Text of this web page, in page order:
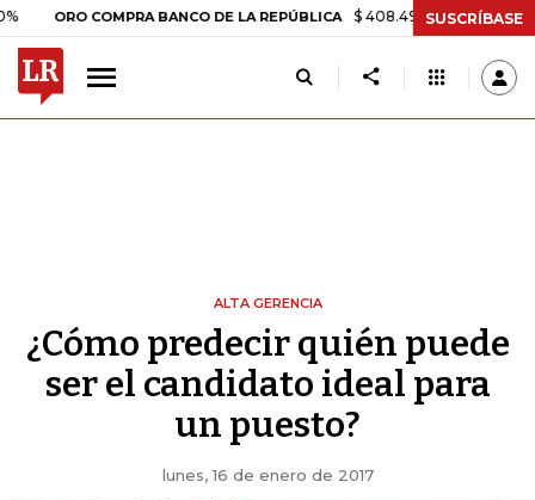
ORO COMPRA BANCO DE LA REPÚBLICA $ 408.498,97 +$ 8.753,81
SUSCRÍBASE
ALTA GERENCIA
¿Cómo predecir quién puede
ser el candidato ideal para
un puesto?
lunes, 16 de enero de 2017